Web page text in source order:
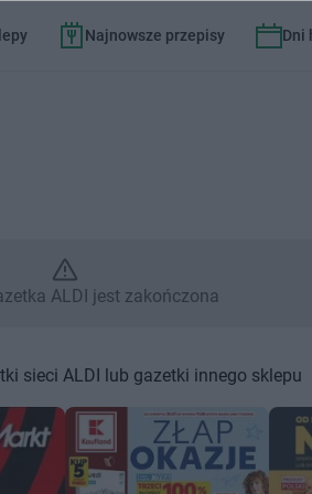
Najnowsze przepisy Dni
ALDI jest
ALDI jest zakończona
sieci ALDI lub gazetki innego sklepu